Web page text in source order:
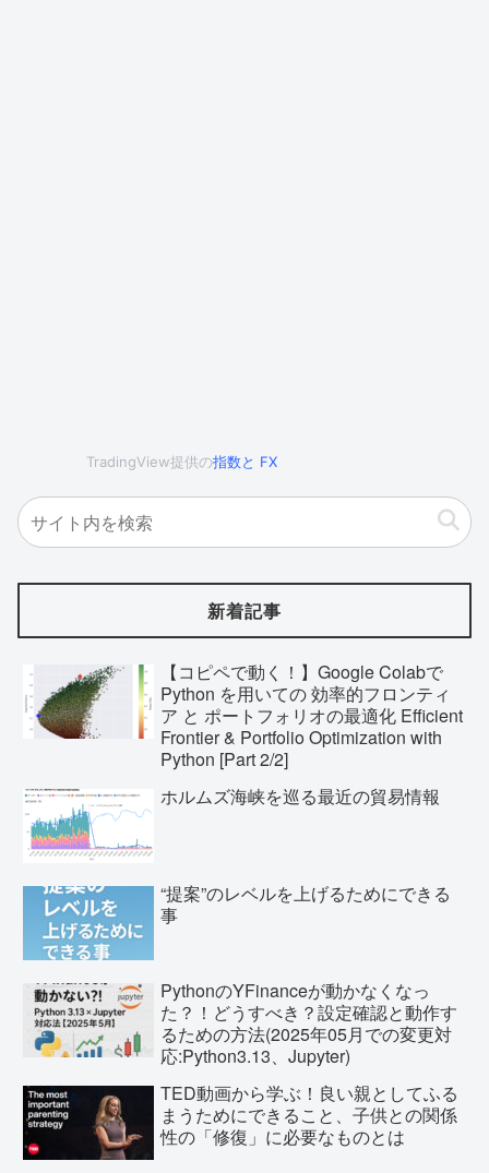
TradingView提供の指数と FX
新着記事
【コピペで動く！】Google Colabで
Python を用いての 効率的フロンティ
ア と ポートフォリオの最適化 Efficient
Frontier & Portfolio Optimization with
Python [Part 2/2]
ホルムズ海峡を巡る最近の貿易情報
“提案”のレベルを上げるためにできる
事
PythonのYFinanceが動かなくなっ
た？！どうすべき？設定確認と動作す
るための方法(2025年05月での変更対
応:Python3.13、Jupyter)
TED動画から学ぶ！良い親としてふる
まうためにできること、子供との関係
性の「修復」に必要なものとは